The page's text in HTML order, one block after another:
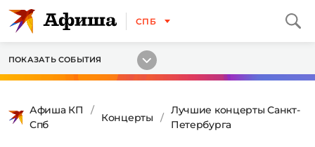
СПБ
ПОКАЗАТЬ СОБЫТИЯ
Афиша КП
Спб
Концерты
Лучшие концерты Санкт-
Петербурга